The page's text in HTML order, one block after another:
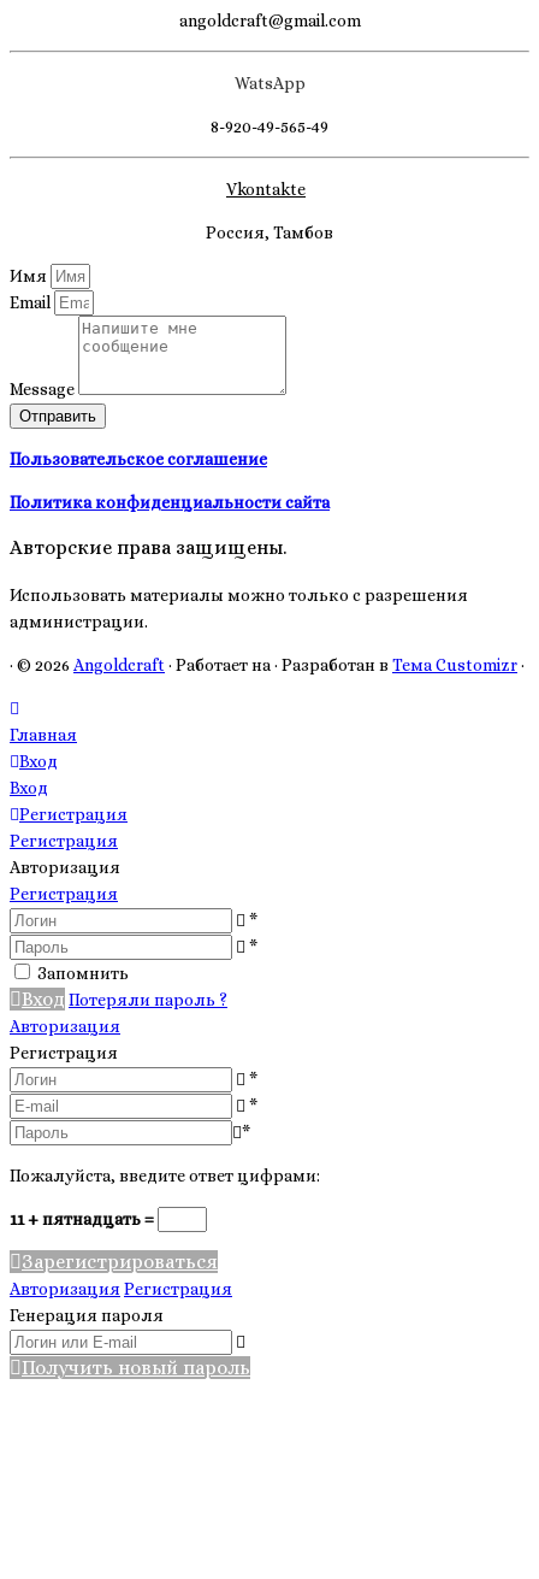
angoldcraft@gmail.com
WatsApp
8-920-49-565-49
Vkontakte
Россия, Тамбов
Имя
Email
Message
Отправить
Пользовательское соглашение
Политика конфиденциальности сайта
Авторские права защищены.
Использовать материалы можно только с разрешения
администрации.
· © 2026 Angoldcraft · Работает на· Разработан в Тема Customizr·
Главная
Вход
Вход
Регистрация
Регистрация
Авторизация
Регистрация
*
*
Запомнить
Вход Потеряли пароль ?
Авторизация
Регистрация
*
*
*
Пожалуйста, введите ответ цифрами:
11 + пятнадцать =
Зарегистрироваться
Авторизация Регистрация
Генерация пароля
Получить новый пароль